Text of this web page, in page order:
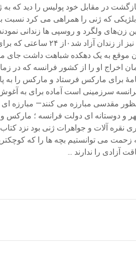
موقع به یک دهکده شباهت داشت جای
سرزمینی است آماده برای به
منظور مقدسی مبارزه می کنند—
مهر و دوستانه ای دولت فرانسه ؛
آلات و جواهرات ژنی بود نزد کتاب
می توانستیم بچه ها را که
آزادی را ندارند ...